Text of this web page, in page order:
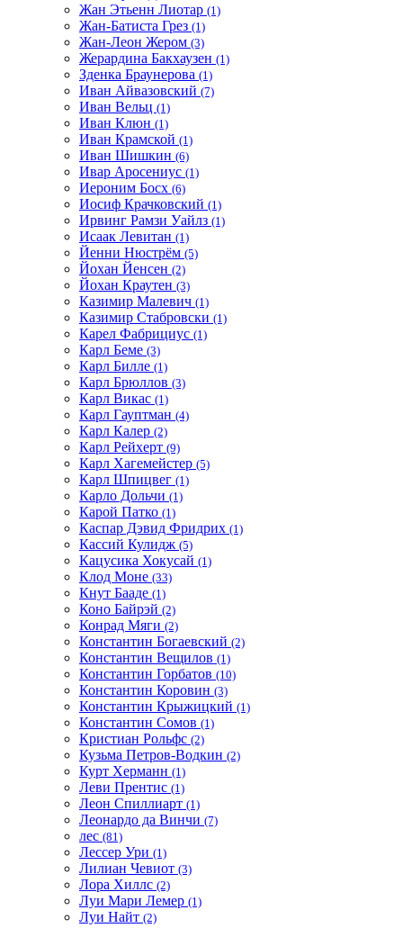
Жан Этьенн Лиотар (1)
Жан-Батиста Грез (1)
Жан-Леон Жером (3)
Жерардина Бакхаузен (1)
Зденка Браунерова (1)
Иван Айвазовский (7)
Иван Вельц (1)
Иван Клюн (1)
Иван Крамской (1)
Иван Шишкин (6)
Ивар Аросениус (1)
Иероним Босх (6)
Иосиф Крачковский (1)
Ирвинг Рамзи Уайлз (1)
Исаак Левитан (1)
Йенни Нюстрём (5)
Йохан Йенсен (2)
Йохан Краутен (3)
Казимир Малевич (1)
Казимир Стабровски (1)
Карел Фабрициус (1)
Карл Беме (3)
Карл Билле (1)
Карл Брюллов (3)
Карл Викас (1)
Карл Гауптман (4)
Карл Калер (2)
Карл Рейхерт (9)
Карл Хагемейстер (5)
Карл Шпицвег (1)
Карло Дольчи (1)
Карой Патко (1)
Каспар Дэвид Фридрих (1)
Кассий Кулидж (5)
Кацусика Хокусай (1)
Клод Моне (33)
Кнут Бааде (1)
Коно Байрэй (2)
Конрад Мяги (2)
Константин Богаевский (2)
Константин Вещилов (1)
Константин Горбатов (10)
Константин Коровин (3)
Константин Крыжицкий (1)
Константин Сомов (1)
Кристиан Рольфс (2)
Кузьма Петров-Водкин (2)
Курт Херманн (1)
Леви Прентис (1)
Леон Спиллиарт (1)
Леонардо да Винчи (7)
лес (81)
Лессер Ури (1)
Лилиан Чевиот (3)
Лора Хиллс (2)
Луи Мари Лемер (1)
Луи Найт (2)